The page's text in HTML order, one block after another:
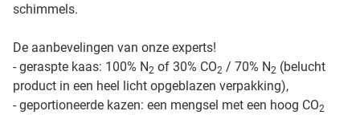
schimmels.
De aanbevelingen van onze experts!
- geraspte kaas: 100% N2 of 30% CO2 / 70% N2 (belucht
product in een heel licht opgeblazen verpakking),
- geportioneerde kazen: een mengsel met een hoog CO2